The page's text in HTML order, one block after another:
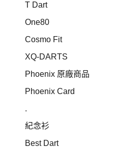
T Dart
One80
Cosmo Fit
XQ-DARTS
Phoenix 原廠商品
Phoenix Card
.
紀念衫
Best Dart